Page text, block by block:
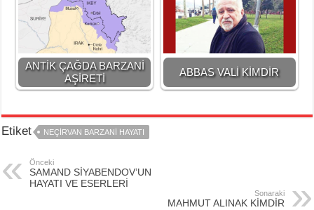
ANTİK ÇAĞDA BARZANİ
AŞİRETİ
ABBAS VALİ KİMDİR
Etiket NEÇİRVAN BARZANİ HAYATI
Önceki
SAMAND SİYABENDOV’UN
HAYATI VE ESERLERİ
Sonaraki
MAHMUT ALINAK KİMDİR